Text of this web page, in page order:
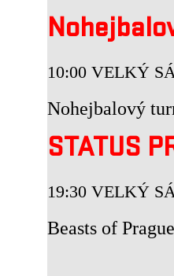
10:00 VELKÝ
Nohejbalový
STATUS
19:30 VELKÝ
Beasts of